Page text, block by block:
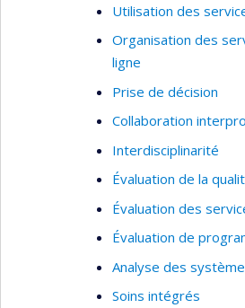
Pratiques
Utilisation des
Organisation des
ligne
Prise de décision
Collaboration
Interdisciplinarité
Évaluation de la
Évaluation des
Évaluation de
Analyse des
Soins intégrés